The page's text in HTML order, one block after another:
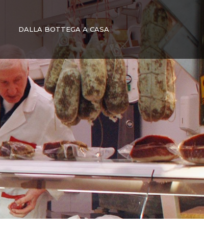
DALLA BOTTEGA A CASA